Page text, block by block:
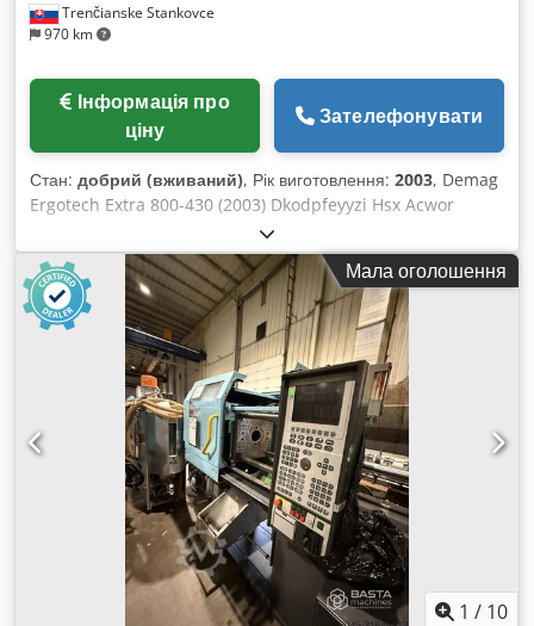
Trenčianske Stankovce
970 km
ціну
Зателефонувати
Стан: добрий (вживаний), Рік виготовлення: 2003, Demag
Ergotech Extra 800-430 (2003) Dkodpfeyyzi Hsx Acwor
Мала оголошення
1 / 10